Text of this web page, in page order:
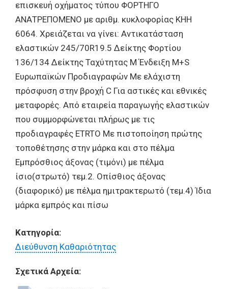
επισκευή οχήματος τύπου ΦΟΡΤΗΓΟ
ΑΝΑΤΡΕΠΟΜΕΝΟ με αριθμ. κυκλοφορίας ΚΗΗ
6064. Χρειάζεται να γίνει: Αντικατάσταση
ελαστικών 245/70R19.5 Δείκτης Φορτίου
136/134 Δείκτης Ταχύτητας Μ Ένδειξη M+S
Ευρωπαϊκών Προδιαγραφών Με ελάχιστη
πρόσφυση στην βροχή C Για αστικές και εθνικές
μεταφορές. Από εταιρεία παραγωγής ελαστικών
που συμμορφώνεται πλήρως με τις
προδιαγραφές ETRTO Με πιστοποίηση πρώτης
τοποθέτησης στην μάρκα και στο πέλμα
Εμπρόσθιος άξονας (τιμόνι) με πέλμα
ίσιο(στρωτό) τεμ.2. Οπίσθιος άξονας
(διαφορικό) με πέλμα ημιτρακτερωτό (τεμ.4) Ίδια
μάρκα εμπρός και πίσω
Κατηγορία:
Διεύθυνση Καθαριότητας
Σχετικά Αρχεία: